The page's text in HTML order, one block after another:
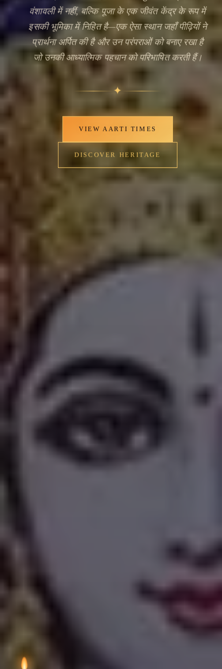
वंशावली में नहीं, बल्कि पूजा के एक जीवंत केंद्र के रूप में
इसकी भूमिका में निहित है—एक ऐसा स्थान जहाँ पीढ़ियों ने
प्रार्थना अर्पित की है और उन परंपराओं को बनाए रखा है
जो उनकी आध्यात्मिक पहचान को परिभाषित करती हैं।
✦
VIEW AARTI TIMES
DISCOVER HERITAGE